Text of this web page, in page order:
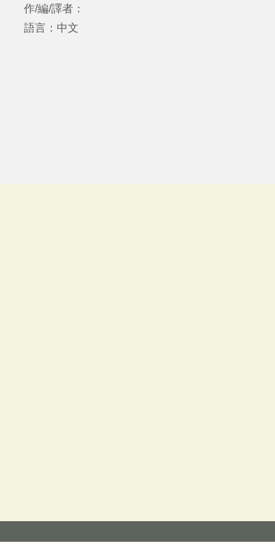
作/編/譯者：
語言：中文